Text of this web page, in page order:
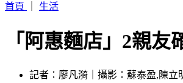
首頁
生活
「阿惠麵店」2親
記者：廖凡漪｜攝影：蘇泰盈,陳立